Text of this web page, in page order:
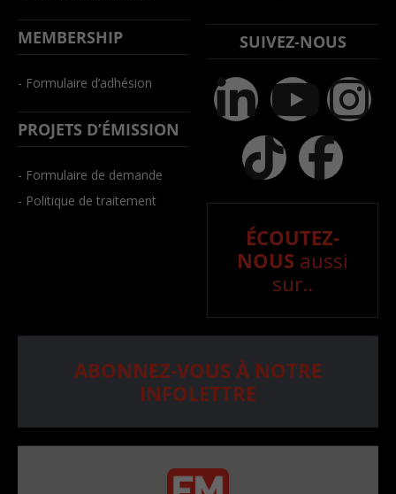
MEMBERSHIP
- Formulaire d’adhésion
PROJETS D’ÉMISSION
- Formulaire de demande
- Politique de traitement
SUIVEZ-NOUS
ÉCOUTEZ-
NOUS aussi
sur..
ABONNEZ-VOUS À NOTRE
INFOLETTRE